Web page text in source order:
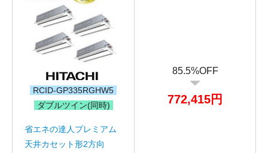
RCID-GP335RGHW5
ダブルツイン(同時)
省エネの達人プレミアム
天井カセット形2方向
85.5%OFF
772,415円